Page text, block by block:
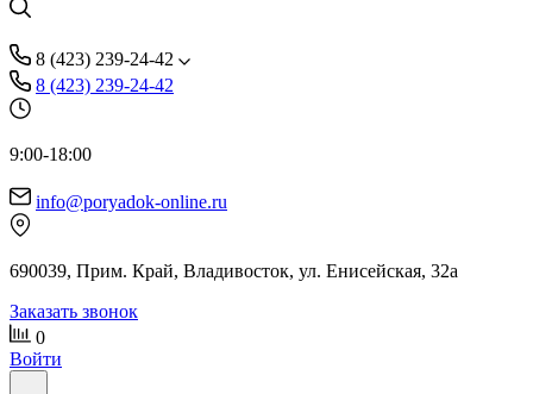
8 (423) 239-24-42
8 (423) 239-24-42
9:00-18:00
info@poryadok-online.ru
690039, Прим. Край, Владивосток, ул. Енисейская, 32а
Заказать звонок
0
Войти